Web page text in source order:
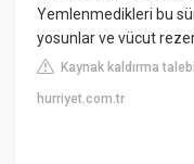
Yemlenmedikleri bu
yosunlar ve vücut
Kaynak kaldırma talebi
hurriyet.com.tr